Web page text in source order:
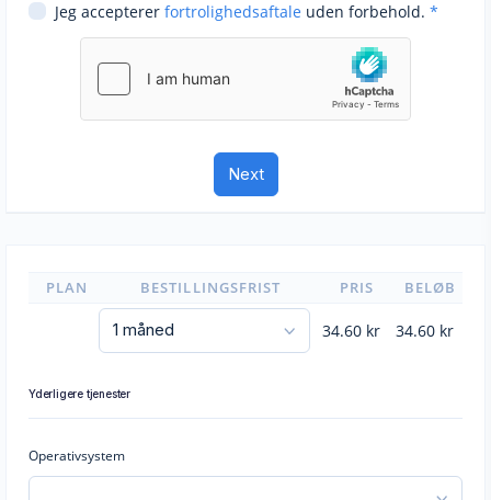
Jeg accepterer fortrolighedsaftale uden forbehold. *
PLAN BESTILLINGSFRIST PRIS BELØB
34.60kr 34.60kr
Yderligere tjenester
Operativsystem